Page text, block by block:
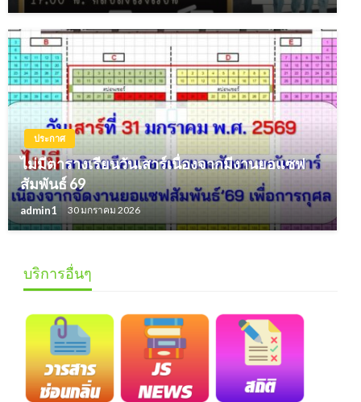
ประกาศ
ไม่มีตารางเรียนวันเสาร์เนื่องจากมีงานยอแซฟ
สัมพันธ์ 69
admin1 30 มกราคม 2026
บริการอื่นๆ